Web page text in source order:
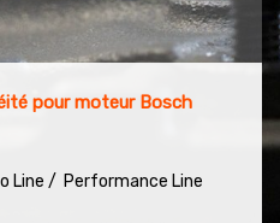
pour moteur Bosch
Line / Performance Line